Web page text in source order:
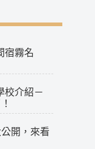
宿霧名
校介紹－
開，來看